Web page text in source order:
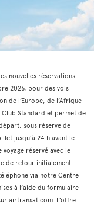
nouvelles réservations
2026, pour des vols
de l’Europe, de l’Afrique
Club Standard et permet de
sous réserve de
jusqu’à 24 h avant le
réservé avec le
de retour initialement
via notre Centre
à l’aide du formulaire
airtransat.com. L’offre